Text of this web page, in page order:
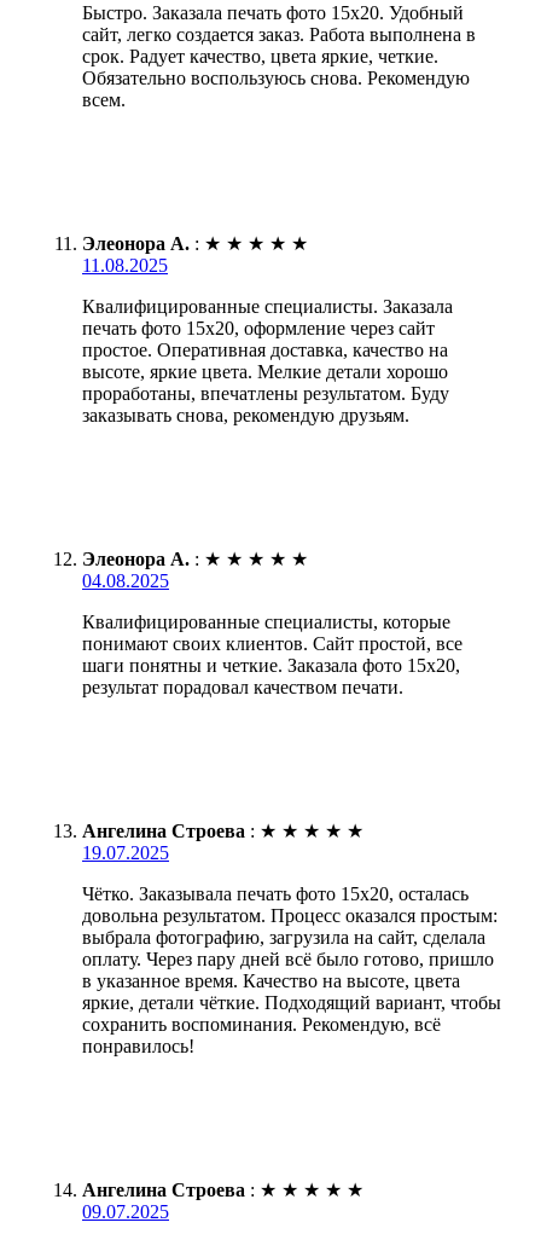
Быстро. Заказала печать фото 15х20. Удобный
сайт, легко создается заказ. Работа выполнена в
срок. Радует качество, цвета яркие, четкие.
Обязательно воспользуюсь снова. Рекомендую
всем.
Элеонора А. : ★ ★ ★ ★ ★
11.08.2025
Квалифицированные специалисты. Заказала
печать фото 15х20, оформление через сайт
простое. Оперативная доставка, качество на
высоте, яркие цвета. Мелкие детали хорошо
проработаны, впечатлены результатом. Буду
заказывать снова, рекомендую друзьям.
Элеонора А. : ★ ★ ★ ★ ★
04.08.2025
Квалифицированные специалисты, которые
понимают своих клиентов. Сайт простой, все
шаги понятны и четкие. Заказала фото 15х20,
результат порадовал качеством печати.
Ангелина Строева : ★ ★ ★ ★ ★
19.07.2025
Чётко. Заказывала печать фото 15х20, осталась
довольна результатом. Процесс оказался простым:
выбрала фотографию, загрузила на сайт, сделала
оплату. Через пару дней всё было готово, пришло
в указанное время. Качество на высоте, цвета
яркие, детали чёткие. Подходящий вариант, чтобы
сохранить воспоминания. Рекомендую, всё
понравилось!
Ангелина Строева : ★ ★ ★ ★ ★
09.07.2025